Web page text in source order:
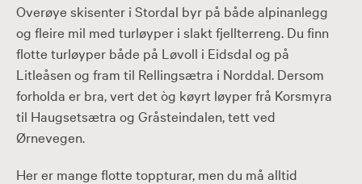
Overøye skisenter i Stordal byr på både alpinanlegg
og fleire mil med turløyper i slakt fjellterreng. Du finn
flotte turløyper både på Løvoll i Eidsdal og på
Litleåsen og fram til Rellingsætra i Norddal. Dersom
forholda er bra, vert det òg køyrt løyper frå Korsmyra
til Haugsetsætra og Gråsteindalen, tett ved
Ørnevegen.
Her er mange flotte toppturar, men du må alltid